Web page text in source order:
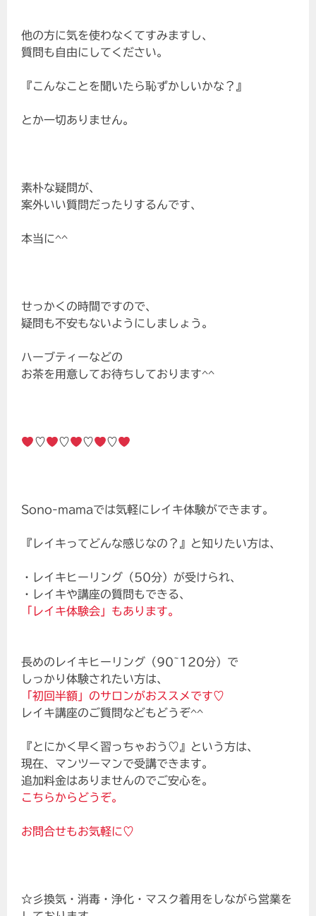
他の方に気を使わなくてすみますし、
質問も自由にしてください。
『こんなことを聞いたら恥ずかしいかな？』
とか一切ありません。
素朴な疑問が、
案外いい質問だったりするんです、
本当に^^
せっかくの時間ですので、
疑問も不安もないようにしましょう。
ハーブティーなどの
お茶を用意してお待ちしております^^
♡ ♡ ♡ ♡
Sono-mamaでは気軽にレイキ体験ができます。
『レイキってどんな感じなの？』と知りたい方は、
・レイキヒーリング（50分）が受けられ、
・レイキや講座の質問もできる、
「レイキ体験会」もあります。
長めのレイキヒーリング（90~120分）で
しっかり体験されたい方は、
「初回半額」のサロンがおススメです♡
レイキ講座のご質問などもどうぞ^^
『とにかく早く習っちゃおう♡』という方は、
現在、マンツーマンで受講できます。
追加料金はありませんのでご安心を。
こちらからどうぞ。
お問合せもお気軽に♡
☆彡換気・消毒・浄化・マスク着用をしながら営業を